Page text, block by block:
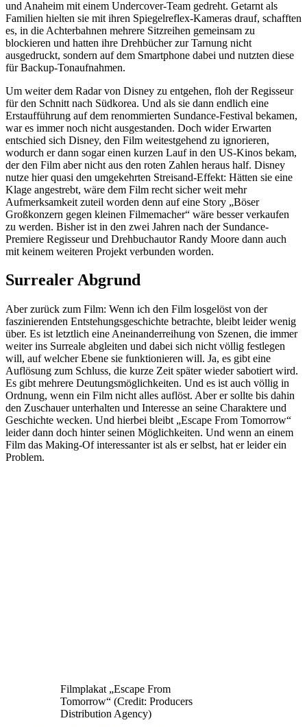
und Anaheim mit einem Undercover-Team gedreht. Getarnt als
Familien hielten sie mit ihren Spiegelreflex-Kameras drauf, schafften
es, in die Achterbahnen mehrere Sitzreihen gemeinsam zu
blockieren und hatten ihre Drehbücher zur Tarnung nicht
ausgedruckt, sondern auf dem Smartphone dabei und nutzten diese
für Backup-Tonaufnahmen.
Um weiter dem Radar von Disney zu entgehen, floh der Regisseur
für den Schnitt nach Südkorea. Und als sie dann endlich eine
Erstaufführung auf dem renommierten Sundance-Festival bekamen,
war es immer noch nicht ausgestanden. Doch wider Erwarten
entschied sich Disney, den Film weitestgehend zu ignorieren,
wodurch er dann sogar einen kurzen Lauf in den US-Kinos bekam,
der den Film aber nicht aus den roten Zahlen heraus half. Disney
nutze hier quasi den umgekehrten Streisand-Effekt: Hätten sie eine
Klage angestrebt, wäre dem Film recht sicher weit mehr
Aufmerksamkeit zuteil worden denn auf eine Story „Böser
Großkonzern gegen kleinen Filmemacher“ wäre besser verkaufen
zu werden. Bisher ist in den zwei Jahren nach der Sundance-
Premiere Regisseur und Drehbuchautor Randy Moore dann auch
mit keinem weiteren Projekt verbunden worden.
Surrealer Abgrund
Aber zurück zum Film: Wenn ich den Film losgelöst von der
faszinierenden Entstehungsgeschichte betrachte, bleibt leider wenig
über. Es ist letztlich eine Aneinanderreihung von Szenen, die immer
weiter ins Surreale abgleiten und dabei sich nicht völlig festlegen
will, auf welcher Ebene sie funktionieren will. Ja, es gibt eine
Auflösung zum Schluss, die kurze Zeit später wieder sabotiert wird.
Es gibt mehrere Deutungsmöglichkeiten. Und es ist auch völlig in
Ordnung, wenn ein Film nicht alles auflöst. Aber er sollte bis dahin
den Zuschauer unterhalten und Interesse an seine Charaktere und
Geschichte wecken. Und hierbei bleibt „Escape From Tomorrow“
leider dann doch hinter seinen Möglichkeiten. Und wenn an einem
Film das Making-Of interessanter ist als er selbst, hat er leider ein
Problem.
Filmplakat „Escape From
Tomorrow“ (Credit: Producers
Distribution Agency)